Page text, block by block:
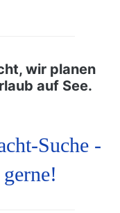
wir planen
auf See.
Suche -